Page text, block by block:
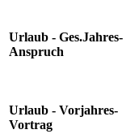
Urlaub - Ges.Jahres-
Anspruch
Urlaub - Vorjahres-
Vortrag